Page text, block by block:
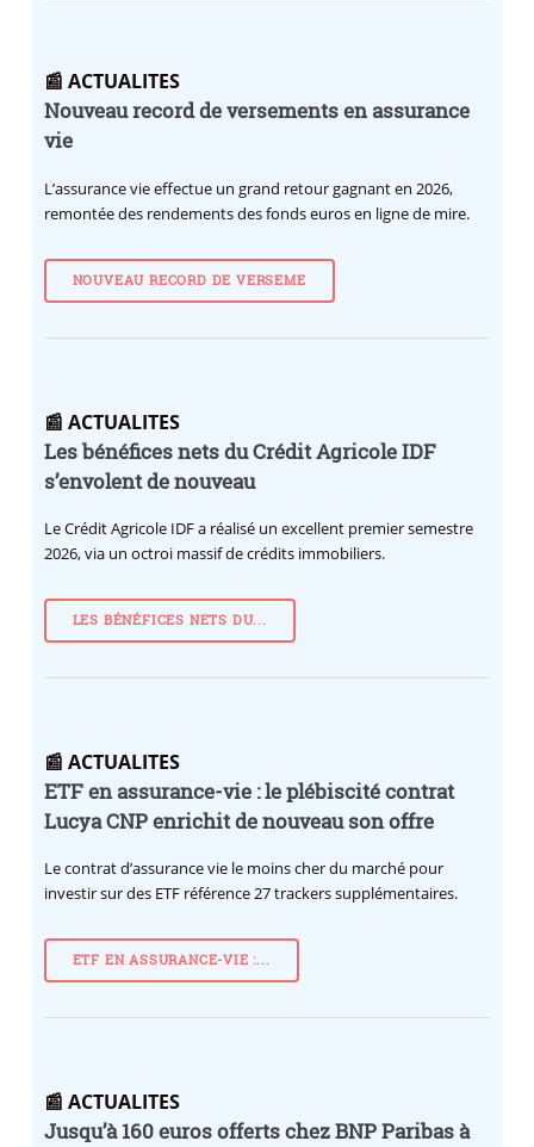
📰 ACTUALITES
Nouveau record de versements en assurance
vie
L’assurance vie effectue un grand retour gagnant en 2026,
remontée des rendements des fonds euros en ligne de mire.
NOUVEAU RECORD DE VERSEME
📰 ACTUALITES
Les bénéfices nets du Crédit Agricole IDF
s’envolent de nouveau
Le Crédit Agricole IDF a réalisé un excellent premier semestre
2026, via un octroi massif de crédits immobiliers.
LES BÉNÉFICES NETS DU...
📰 ACTUALITES
ETF en assurance-vie : le plébiscité contrat
Lucya CNP enrichit de nouveau son offre
Le contrat d’assurance vie le moins cher du marché pour
investir sur des ETF référence 27 trackers supplémentaires.
ETF EN ASSURANCE-VIE :...
📰 ACTUALITES
Jusqu’à 160 euros offerts chez BNP Paribas à